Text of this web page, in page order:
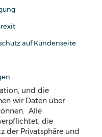
auf Kundenseite
und die
wir Daten über
Alle
die
der Privatsphäre und